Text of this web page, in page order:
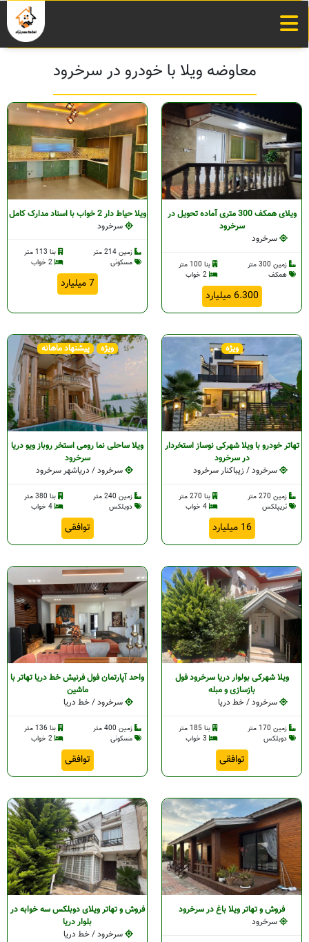
معاوضه ویلا با خودرو در سرخرود
ویلای همکف 300 متری آماده تحویل در
سرخرود
سرخرود
زمین 300 متر
بنا 100 متر
همکف
6.300 میلیارد
ویلا حیاط دار 2 خواب با اسناد مدارک کامل
سرخرود
زمین 214 متر
بنا 113 متر
مسکونی
7 میلیارد
ویژه
تهاتر خودرو با ویلا شهرکی نوساز استخردار
در سرخرود
سرخرود / زیباکنار سرخرود
زمین 270 متر
بنا 270 متر
تریپلکس
16 میلیارد
ویژه پیشنهاد ماهانه
ویلا ساحلی نما رومی استخر روباز ویو دریا
سرخرود
سرخرود / دریاشهر سرخرود
زمین 240 متر
بنا 380 متر
دوبلکس
توافقی
ویلا شهرکی بولوار دریا سرخرود فول
بازسازی و مبله
سرخرود / خط دریا
زمین 170 متر
بنا 185 متر
دوبلکس
توافقی
واحد آپارتمان فول فرنیش خط دریا تهاتر با
ماشین
سرخرود / خط دریا
زمین 400 متر
بنا 136 متر
مسکونی
توافقی
فروش و تهاتر ویلا باغ در سرخرود
سرخرود
فروش و تهاتر ویلای دوبلکس سه خوابه در
بلوار دریا
سرخرود / خط دریا